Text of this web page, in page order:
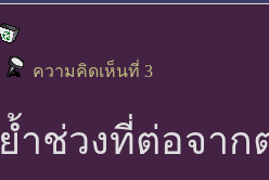
ความคิดเห็นที่ 3
ย้ำช่วงที่ต่อจาก